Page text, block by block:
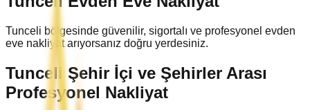
Tunceli bölgesinde güvenilir, sigortalı ve profesyonel evden
eve nakliyat arıyorsanız doğru yerdesiniz.
Tunceli Şehir İçi ve Şehirler Arası
Profesyonel Nakliyat